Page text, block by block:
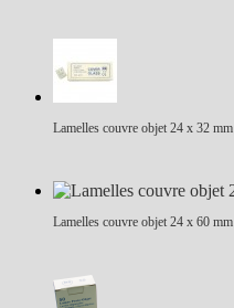
Lamelles couvre objet 24 x 32 mm
Lamelles couvre objet 24 x 60 mm